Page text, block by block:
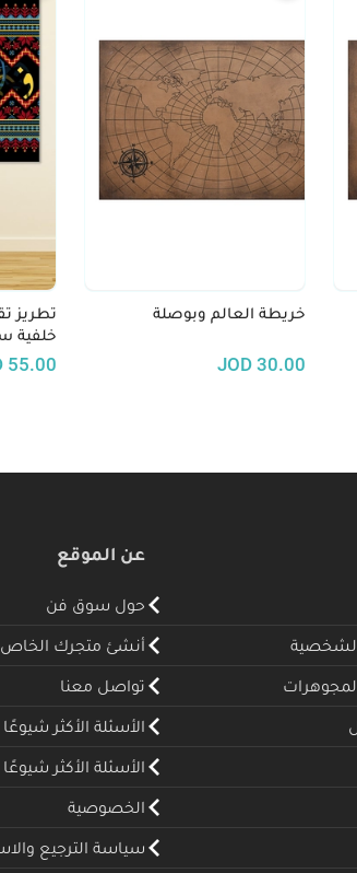
خريطة العالم وبوصلة
30.00
JOD
تطريز
خلفية
55.00
الشخصية
عن الموقع
حول سوق فن
أنشئ متجرك الخاص
تواصل معنا
الأسئلة الأكثر شيوعًا
الأسئلة الأكثر شيوعًا
الخصوصية
سياسة الترجيع